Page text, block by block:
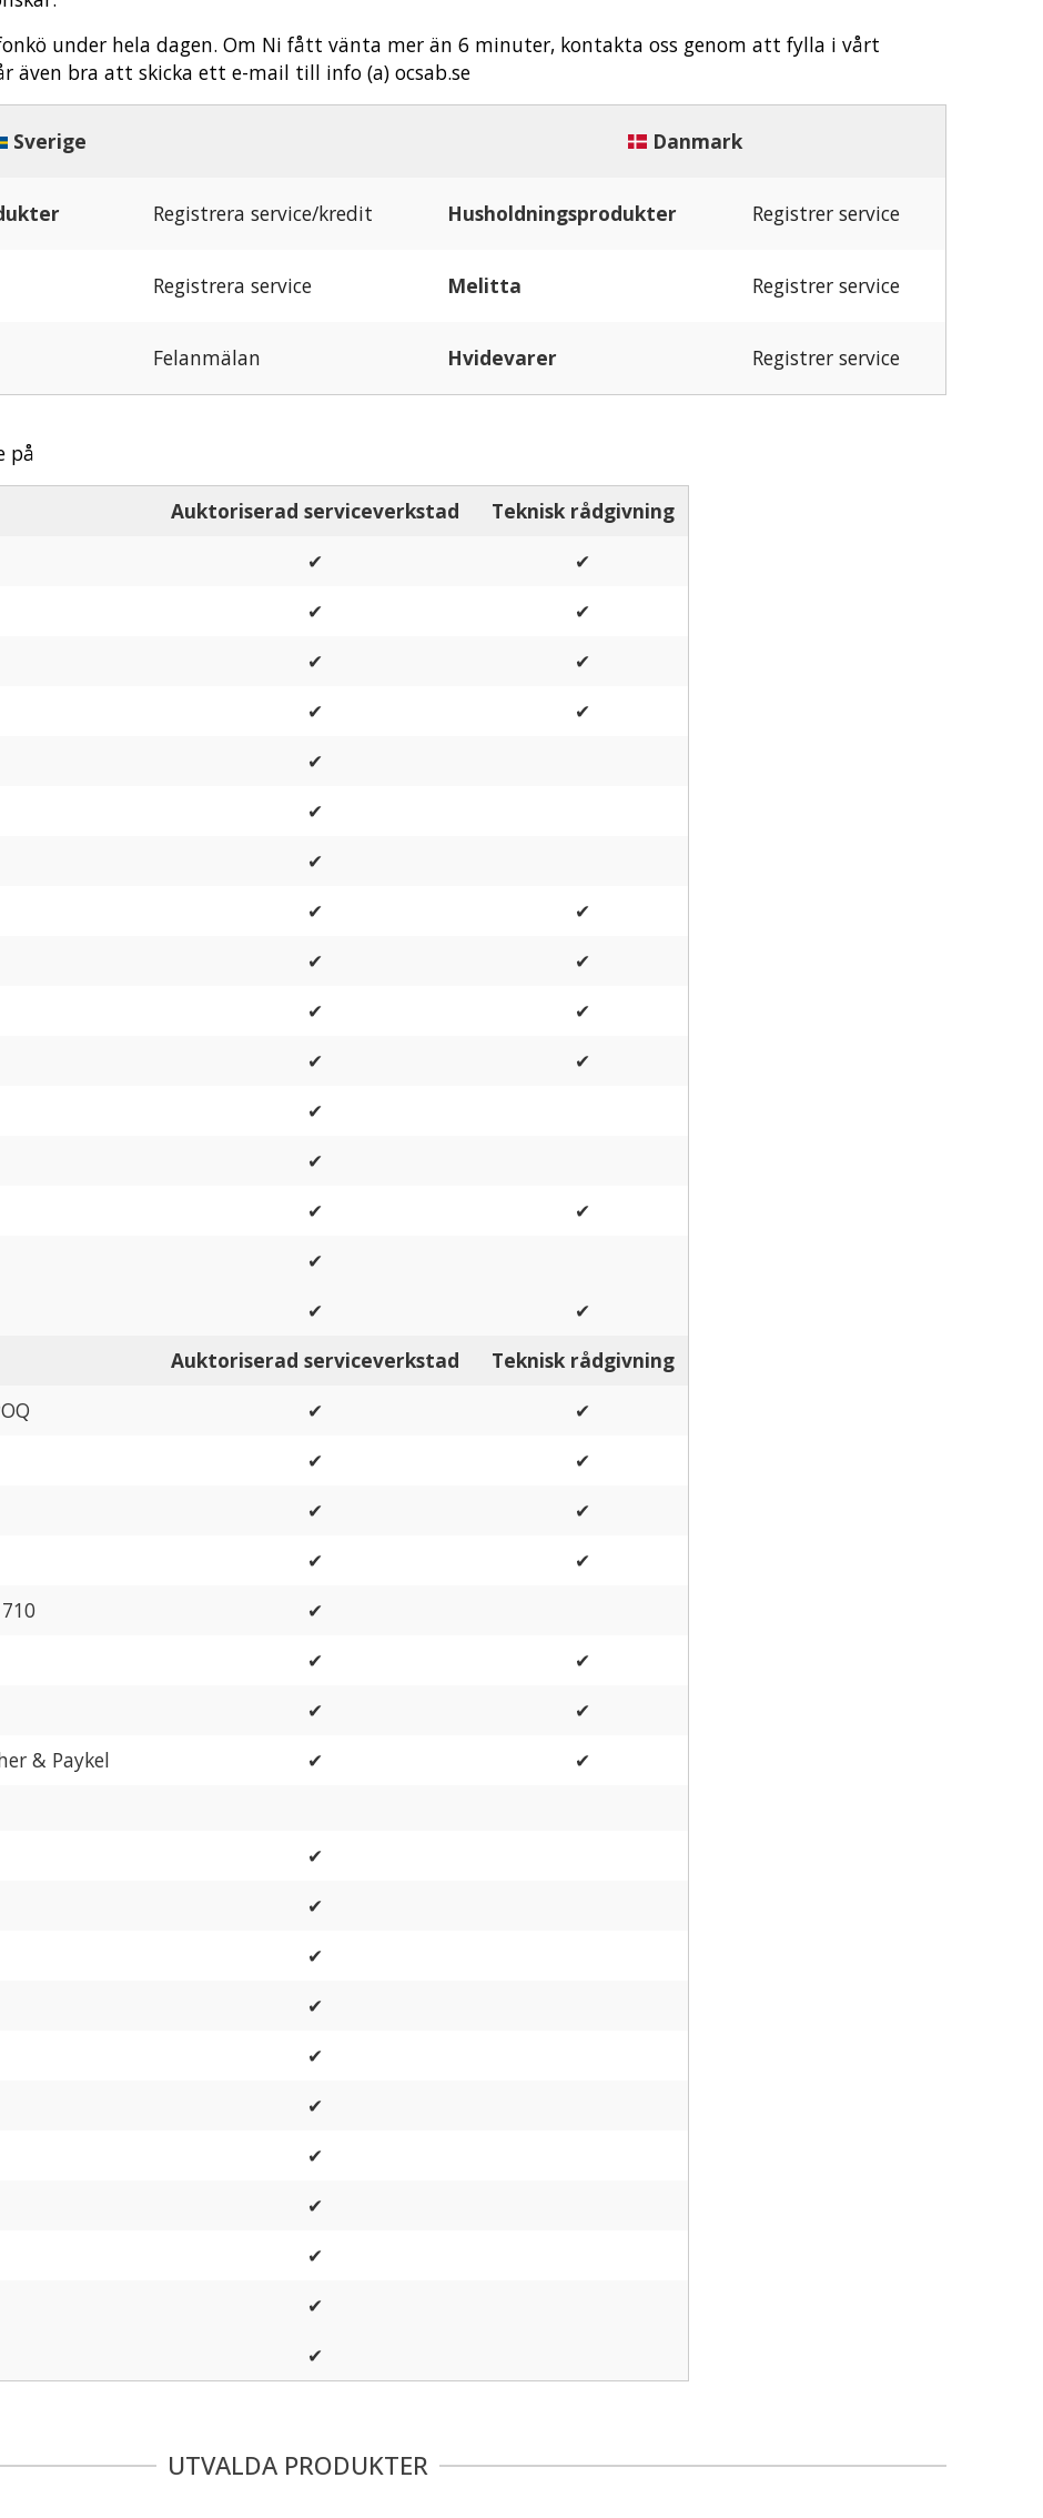
under hela dagen. Om Ni fått vänta mer än 6 minuter, kontakta oss genom att fylla i vårt
även bra att skicka ett e-mail till info (a) ocsab.se
Sverige Danmark
Registrera service/kredit Husholdningsprodukter Registrer service
Registrera service Melitta Registrer service
Felanmälan Hvidevarer Registrer service
på
Auktoriserad serviceverkstad
Teknisk rådgivning
✔
✔
✔
✔
✔
✔
✔
✔
✔
✔
✔
✔
✔
✔
✔
✔
✔
✔
✔
✔
✔
✔
✔
✔
✔
✔
Auktoriserad serviceverkstad
Teknisk rådgivning
✔
✔
✔
✔
✔
✔
✔
✔
✔
✔
✔
✔
✔
& Paykel
✔ ✔
✔
✔
✔
✔
✔
✔
✔
✔
✔
✔
✔
UTVALDA PRODUKTER